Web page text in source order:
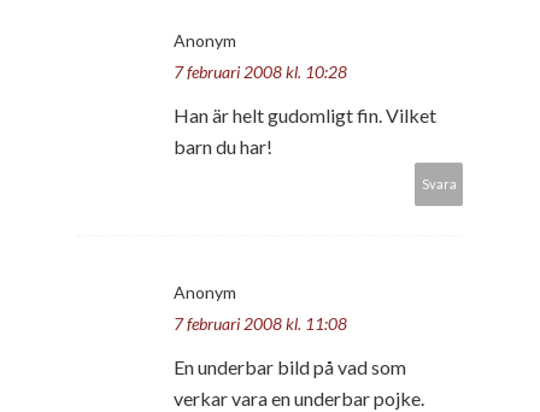
Anonym
7 februari 2008 kl. 10:28
Han är helt gudomligt fin. Vilket
barn du har!
Svara
Anonym
7 februari 2008 kl. 11:08
En underbar bild på vad som
verkar vara en underbar pojke.